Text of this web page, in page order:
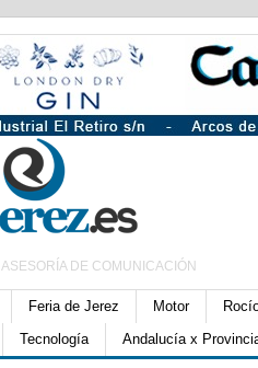
ASESORÍA DE COMUNICACIÓN
Feria de Jerez Motor
Tecnología Andalucía x